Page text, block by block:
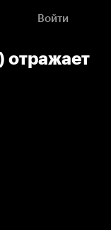
Войти
отражает